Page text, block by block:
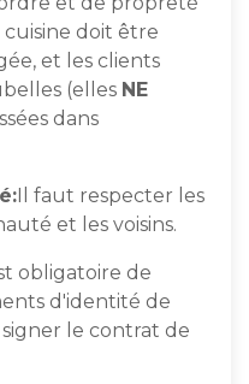
cuisine doit être
et les clients
(elles NE
dans
Il faut respecter les
et les voisins.
obligatoire de
d'identité de
le contrat de